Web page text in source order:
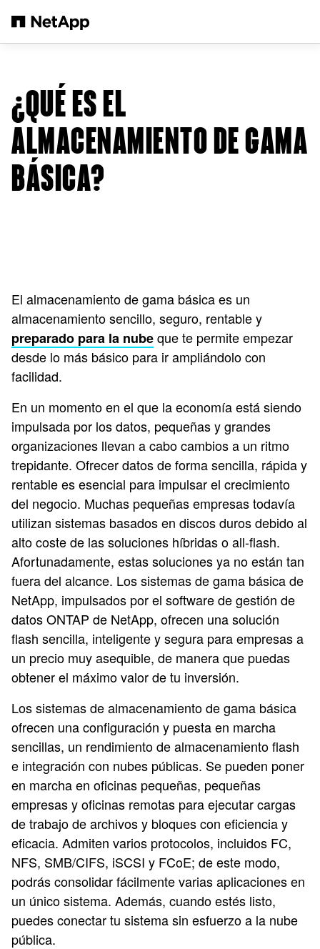
¿QUÉ ES EL
ALMACENAMIENTO DE GAMA
BÁSICA?
El almacenamiento de gama básica es un
almacenamiento sencillo, seguro, rentable y
preparado para la nubeque te permite empezar
desde lo más básico para ir ampliándolo con
facilidad.
En un momento en el que la economía está siendo
impulsada por los datos, pequeñas y grandes
organizaciones llevan a cabo cambios a un ritmo
trepidante. Ofrecer datos de forma sencilla, rápida y
rentable es esencial para impulsar el crecimiento
del negocio. Muchas pequeñas empresas todavía
utilizan sistemas basados en discos duros debido al
alto coste de las soluciones híbridas o all-flash.
Afortunadamente, estas soluciones ya no están tan
fuera del alcance. Los sistemas de gama básica de
NetApp, impulsados por el software de gestión de
datos ONTAP de NetApp, ofrecen una solución
flash sencilla, inteligente y segura para empresas a
un precio muy asequible, de manera que puedas
obtener el máximo valor de tu inversión.
Los sistemas de almacenamiento de gama básica
ofrecen una configuración y puesta en marcha
sencillas, un rendimiento de almacenamiento flash
e integración con nubes públicas. Se pueden poner
en marcha en oficinas pequeñas, pequeñas
empresas y oficinas remotas para ejecutar cargas
de trabajo de archivos y bloques con eficiencia y
eficacia. Admiten varios protocolos, incluidos FC,
NFS, SMB/CIFS, iSCSI y FCoE; de este modo,
podrás consolidar fácilmente varias aplicaciones en
un único sistema. Además, cuando estés listo,
puedes conectar tu sistema sin esfuerzo a la nube
pública.